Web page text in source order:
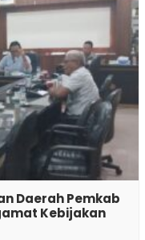
Daerah Pemkab
Kebijakan